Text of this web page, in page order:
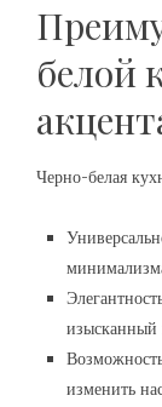
белой
Черно-белая
изысканный
изменить